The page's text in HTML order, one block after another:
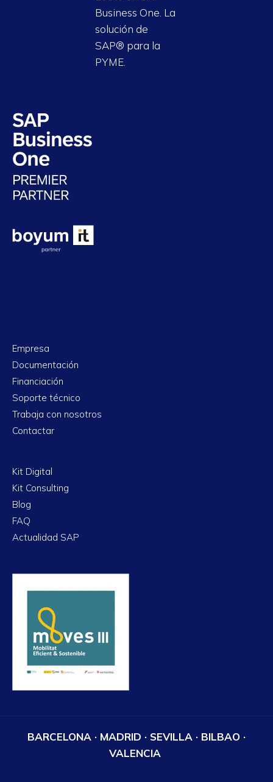
Business One. La
solución de
SAP® para la
PYME.
Empresa
Documentación
Financiación
Soporte técnico
Trabaja con nosotros
Contactar
Kit Digital
Kit Consulting
Blog
FAQ
Actualidad SAP
BARCELONA · MADRID · SEVILLA · BILBAO ·
VALENCIA